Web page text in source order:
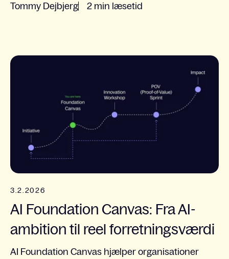
Tommy Dejbjerg 2 min læsetid
3.2.2026
AI Foundation Canvas: Fra AI-
ambition til reel forretningsværdi
AI Foundation Canvas hjælper organisationer